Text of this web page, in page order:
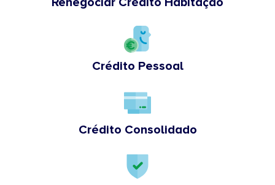
Crédito Pessoal
Crédito Consolidado